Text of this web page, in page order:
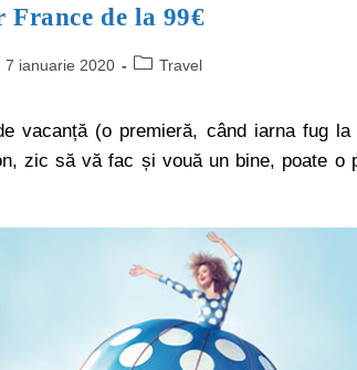
de la 99€
7 ianuarie 2020 Travel
vacanță (o premieră, când iarna fug
zic să vă fac și vouă un bine, poate o